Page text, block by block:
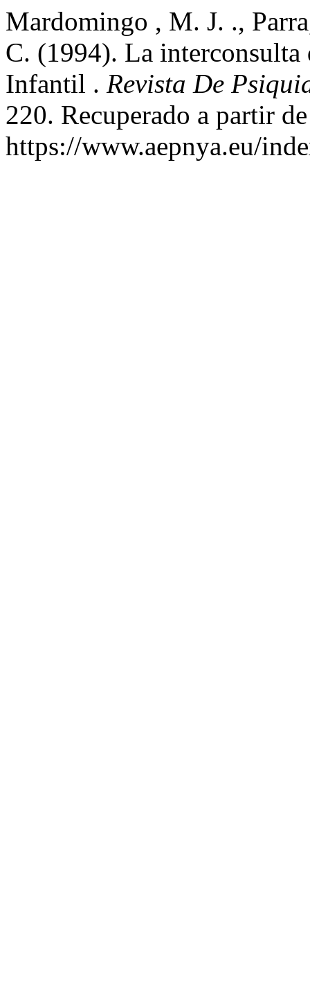
Mardomingo , M. J. .,
C. (1994). La
Infantil . Revista De
220. Recuperado a partir de
https://www.aepnya.eu/